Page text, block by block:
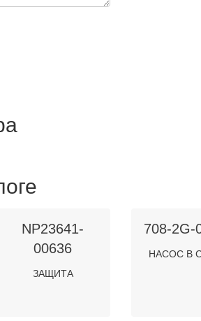
NP23641-
00636
ЗАЩИТА
708-2G-
НАСОС В